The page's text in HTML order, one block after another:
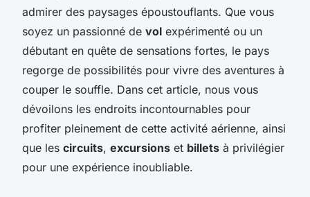
admirer des paysages époustouflants. Que vous
soyez un passionné de vol expérimenté ou un
débutant en quête de sensations fortes, le pays
regorge de possibilités pour vivre des aventures à
couper le souffle. Dans cet article, nous vous
dévoilons les endroits incontournables pour
profiter pleinement de cette activité aérienne, ainsi
que les circuits, excursions et billets à privilégier
pour une expérience inoubliable.